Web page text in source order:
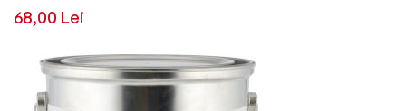
68,00 Lei